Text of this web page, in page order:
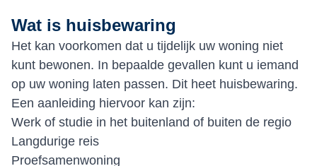
Wat is huisbewaring
Het kan voorkomen dat u tijdelijk uw woning niet
kunt bewonen. In bepaalde gevallen kunt u iemand
op uw woning laten passen. Dit heet huisbewaring.
Een aanleiding hiervoor kan zijn:
Werk of studie in het buitenland of buiten de regio
Langdurige reis
Proefsamenwoning